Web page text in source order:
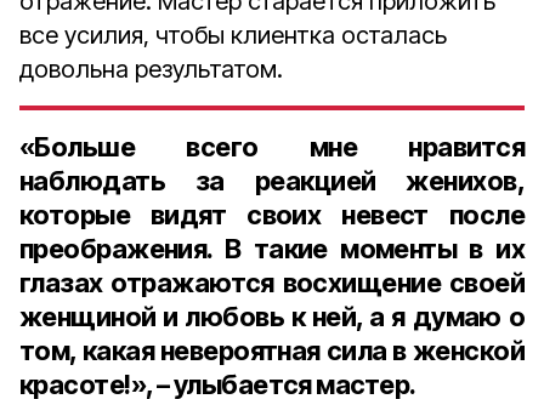
все усилия, чтобы клиентка осталась
довольна результатом.
«Больше всего мне нравится
наблюдать за реакцией женихов,
которые видят своих невест после
преображения. В такие моменты в их
глазах отражаются восхищение своей
женщиной и любовь к ней, а я думаю о
том, какая невероятная сила в женской
красоте!», – улыбается мастер.